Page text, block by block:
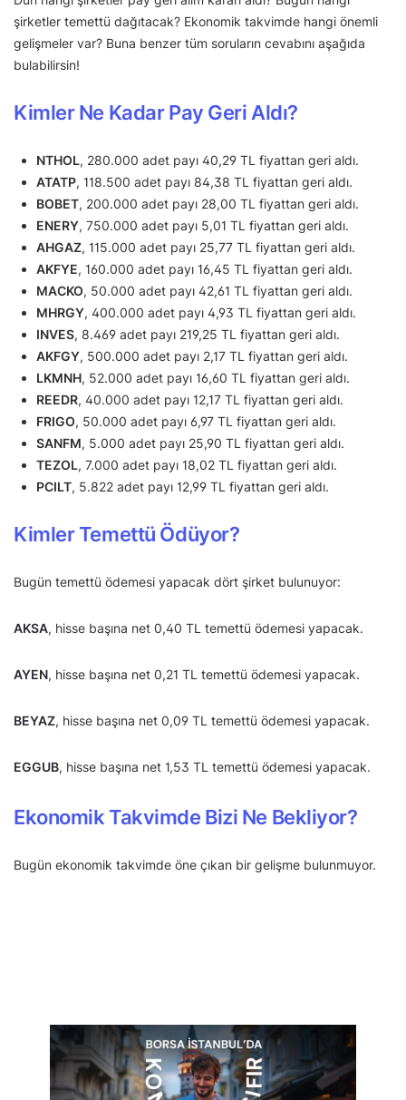
şirketler temettü dağıtacak? Ekonomik takvimde hangi önemli
gelişmeler var? Buna benzer tüm soruların cevabını aşağıda
bulabilirsin!
Kimler Ne Kadar Pay Geri Aldı?
NTHOL, 280.000 adet payı 40,29 TL fiyattan geri aldı.
ATATP, 118.500 adet payı 84,38 TL fiyattan geri aldı.
BOBET, 200.000 adet payı 28,00 TL fiyattan geri aldı.
ENERY, 750.000 adet payı 5,01 TL fiyattan geri aldı.
AHGAZ, 115.000 adet payı 25,77 TL fiyattan geri aldı.
AKFYE, 160.000 adet payı 16,45 TL fiyattan geri aldı.
MACKO, 50.000 adet payı 42,61 TL fiyattan geri aldı.
MHRGY, 400.000 adet payı 4,93 TL fiyattan geri aldı.
INVES, 8.469 adet payı 219,25 TL fiyattan geri aldı.
AKFGY, 500.000 adet payı 2,17 TL fiyattan geri aldı.
LKMNH, 52.000 adet payı 16,60 TL fiyattan geri aldı.
REEDR, 40.000 adet payı 12,17 TL fiyattan geri aldı.
FRIGO, 50.000 adet payı 6,97 TL fiyattan geri aldı.
SANFM, 5.000 adet payı 25,90 TL fiyattan geri aldı.
TEZOL, 7.000 adet payı 18,02 TL fiyattan geri aldı.
PCILT, 5.822 adet payı 12,99 TL fiyattan geri aldı.
Kimler Temettü Ödüyor?
Bugün temettü ödemesi yapacak dört şirket bulunuyor:
AKSA, hisse başına net 0,40 TL temettü ödemesi yapacak.
AYEN, hisse başına net 0,21 TL temettü ödemesi yapacak.
BEYAZ, hisse başına net 0,09 TL temettü ödemesi yapacak.
EGGUB, hisse başına net 1,53 TL temettü ödemesi yapacak.
Ekonomik Takvimde Bizi Ne Bekliyor?
Bugün ekonomik takvimde öne çıkan bir gelişme bulunmuyor.